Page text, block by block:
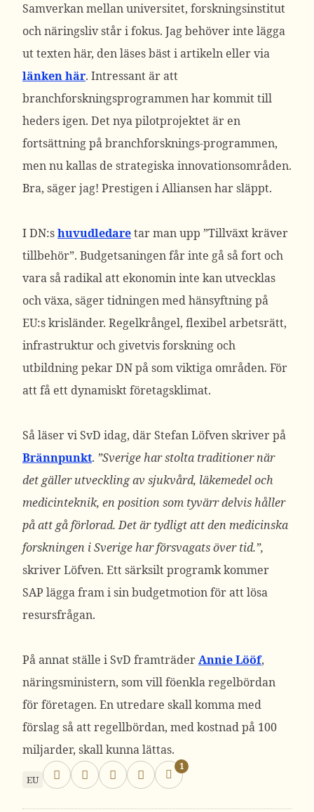
Samverkan mellan universitet, forskningsinstitut
och näringsliv står i fokus. Jag behöver inte lägga
ut texten här, den läses bäst i artikeln eller via
länken här. Intressant är att
branchforskningsprogrammen har kommit till
heders igen. Det nya pilotprojektet är en
fortsättning på branchforsknings-programmen,
men nu kallas de strategiska innovationsområden.
Bra, säger jag! Prestigen i Alliansen har släppt.
I DN:shuvudledaretar man upp ”Tillväxt kräver
tillbehör”. Budgetsaningen får inte gå så fort och
vara så radikal att ekonomin inte kan utvecklas
och växa, säger tidningen med hänsyftning på
EU:s krisländer. Regelkrångel, flexibel arbetsrätt,
infrastruktur och givetvis forskning och
utbildning pekar DN på som viktiga områden. För
att få ett dynamiskt företagsklimat.
Så läser vi SvD idag, där Stefan Löfven skriver på
Brännpunkt. ”Sverige har stolta traditioner när
det gäller utveckling av sjukvård, läkemedel och
medicinteknik, en position som tyvärr delvis håller
på att gå förlorad. Det är tydligt att den medicinska
forskningen i Sverige har försvagats över tid.”,
skriver Löfven. Ett särksilt programk kommer
SAP lägga fram i sin budgetmotion för att lösa
resursfrågan.
På annat ställe i SvD framträderAnnie Lööf,
näringsministern, som vill föenkla regelbördan
för företagen. En utredare skall komma med
förslag så att regellbördan, med kostnad på 100
miljarder, skall kunna lättas.
EU
1